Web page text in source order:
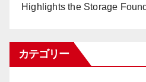
Highlights the Storage
カテゴリー